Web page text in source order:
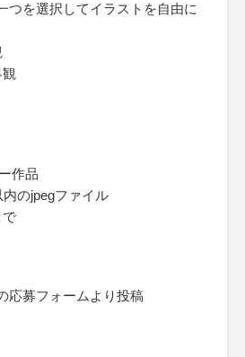
つを選択してイラストを自由に
作品
のjpegファイル
応募フォームより投稿